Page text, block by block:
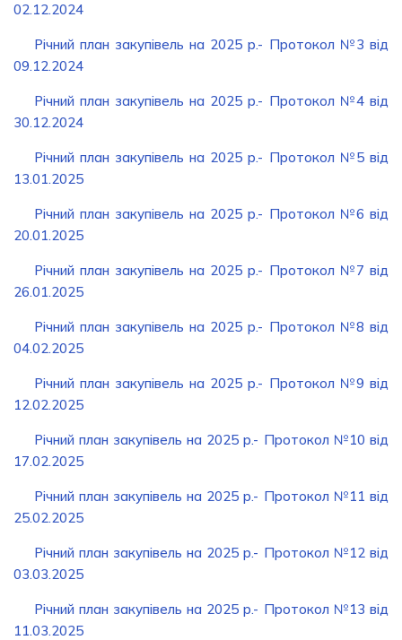
02.12.2024
Річний план закупівель на 2025 р.- Протокол №3 від
09.12.2024
Річний план закупівель на 2025 р.- Протокол №4 від
30.12.2024
Річний план закупівель на 2025 р.- Протокол №5 від
13.01.2025
Річний план закупівель на 2025 р.- Протокол №6 від
20.01.2025
Річний план закупівель на 2025 р.- Протокол №7 від
26.01.2025
Річний план закупівель на 2025 р.- Протокол №8 від
04.02.2025
Річний план закупівель на 2025 р.- Протокол №9 від
12.02.2025
Річний план закупівель на 2025 р.- Протокол №10 від
17.02.2025
Річний план закупівель на 2025 р.- Протокол №11 від
25.02.2025
Річний план закупівель на 2025 р.- Протокол №12 від
03.03.2025
Річний план закупівель на 2025 р.- Протокол №13 від
11.03.2025